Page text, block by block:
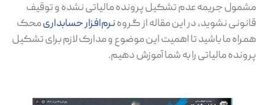
مشمول جریمه عدم تشکیل پرونده مالیاتی نشده و توقیف
قانونی نشوید، در این مقاله از گروهنرم‌افزار حسابداریمحک
همراه ما باشید تا اهمیت این موضوع و مدارک لازم برای تشکیل
پرونده مالیاتی را به شما آموزش دهیم.